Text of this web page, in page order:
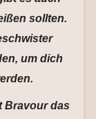
sollten.
um dich
Bravour das